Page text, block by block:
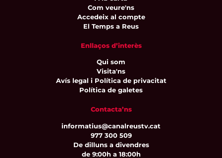
Com veure'ns
Accedeix al compte
El Temps a Reus
Enllaços d’interès
Qui som
Visita'ns
Avís legal i Política de privacitat
Política de galetes
Contacta’ns
informatius@canalreustv.cat
977 300 509
De dilluns a divendres
de 9:00h a 18:00h